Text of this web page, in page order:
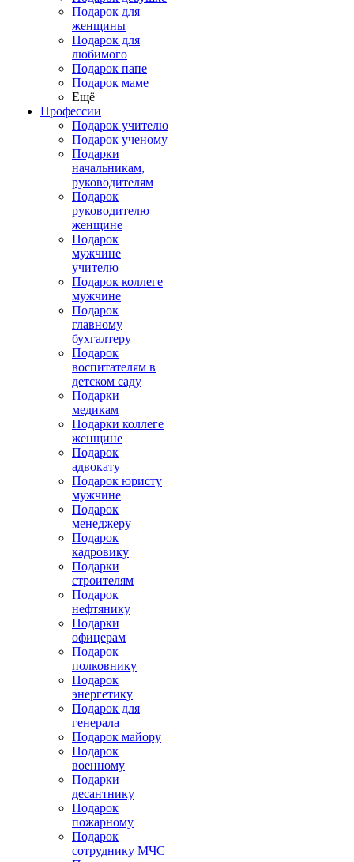
Подарок для
женщины
Подарок для
любимого
Подарок папе
Подарок маме
Ещё
Профессии
Подарок учителю
Подарок ученому
Подарки
начальникам,
руководителям
Подарок
руководителю
женщине
Подарок
мужчине
учителю
Подарок коллеге
мужчине
Подарок
главному
бухгалтеру
Подарок
воспитателям в
детском саду
Подарки
медикам
Подарки коллеге
женщине
Подарок
адвокату
Подарок юристу
мужчине
Подарок
менеджеру
Подарок
кадровику
Подарки
строителям
Подарок
нефтянику
Подарки
офицерам
Подарок
полковнику
Подарок
энергетику
Подарок для
генерала
Подарок майору
Подарок
военному
Подарки
десантнику
Подарок
пожарному
Подарок
сотруднику МЧС